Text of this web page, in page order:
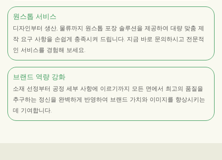
원스톱 서비스
디자인부터 생산, 물류까지 원스톱 포장 솔루션을 제공하여 대량 맞춤 제
작 요구 사항을 손쉽게 충족시켜 드립니다. 지금 바로 문의하시고 전문적
인 서비스를 경험해 보세요.
브랜드 역량 강화
소재 선정부터 공정 세부 사항에 이르기까지 모든 면에서 최고의 품질을
추구하는 정신을 완벽하게 반영하여 브랜드 가치와 이미지를 향상시키는
데 기여합니다.